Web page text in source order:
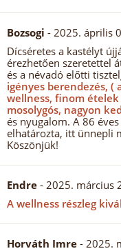
Bozsogi - 2025. április
Dícséretes a kastélyt
érezhetően szeretettel
és a névadó előtti
igényes berendezés,
wellness, finom
mosolygós, nagyon
és nyugalom. A 86
elhatározta, itt ünnepli
Köszönjük!
Endre - 2025. március
A wellness részleg
Horváth Imre - 2025.